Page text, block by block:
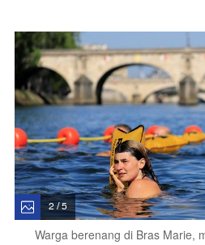
2 / 5
Warga berenang di Bras Marie,